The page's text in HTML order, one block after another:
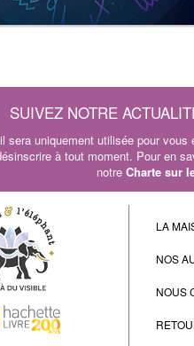
SUIVEZ NOTRE
sera uniquement utilisée pour
à tout moment. Pour en
notre Charte sur
LA
NOS
NOUS